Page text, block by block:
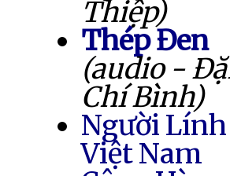
Thiệp)
Thép Đen
(audio -
Chí Bình)
Người Lính
Việt Nam